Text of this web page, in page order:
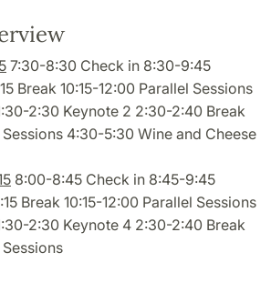
7:30-8:30 Check in 8:30-9:45
Break 10:15-12:00 Parallel Sessions
2:30 Keynote 2 2:30-2:40 Break
4:30-5:30 Wine and Cheese
8:00-8:45 Check in 8:45-9:45
Break 10:15-12:00 Parallel Sessions
2:30 Keynote 4 2:30-2:40 Break